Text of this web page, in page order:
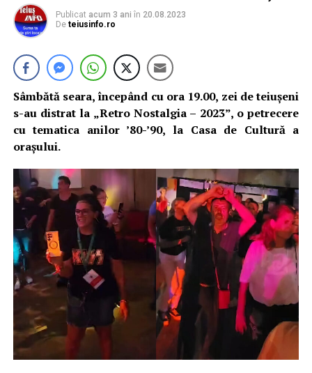
Publicat acum 3 ani în 20.08.2023
De teiusinfo.ro
Sâmbătă seara, începând cu ora 19.00, zei de teiușeni
s-au distrat la „Retro Nostalgia – 2023”, o petrecere
cu tematica anilor ’80-’90, la Casa de Cultură a
orașului.